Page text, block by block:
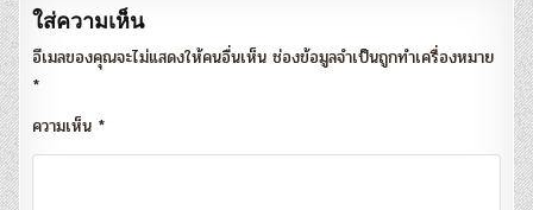
ใส่ความเห็น
อีเมลของคุณจะไม่แสดงให้คนอื่นเห็น ช่องข้อมูลจำเป็นถูกทำเครื่องหมาย
*
ความเห็น *